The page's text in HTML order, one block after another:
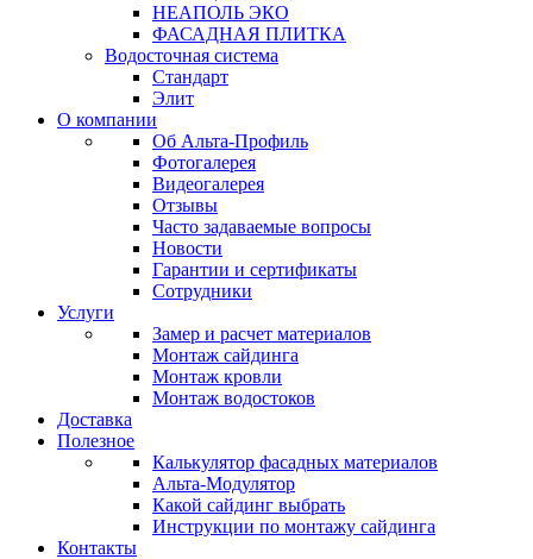
НЕАПОЛЬ ЭКО
ФАСАДНАЯ ПЛИТКА
Водосточная система
Стандарт
Элит
О компании
Об Альта-Профиль
Фотогалерея
Видеогалерея
Отзывы
Часто задаваемые вопросы
Новости
Гарантии и сертификаты
Сотрудники
Услуги
Замер и расчет материалов
Монтаж сайдинга
Монтаж кровли
Монтаж водостоков
Доставка
Полезное
Калькулятор фасадных материалов
Альта-Модулятор
Какой сайдинг выбрать
Инструкции по монтажу сайдинга
Контакты